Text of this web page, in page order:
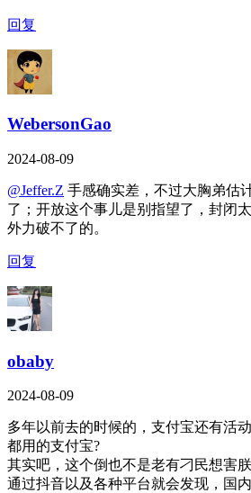
回复
WebersonGao
2024-08-09
@Jeffer.Z 手感确实差，不过大胸弟估
了；开放这个事儿是别指望了，封闭
外力破不了的。
回复
obaby
2024-08-09
多年以前去的时候的，支付宝还有活
都用的支付宝?
其实吧，这个倒也不是老有刁民想害朕
通过抖音以及各种平台就会发现，国